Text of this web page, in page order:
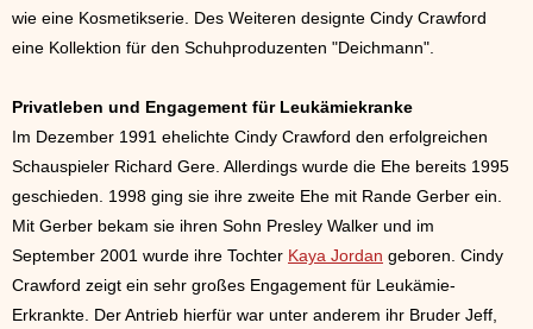
wie eine Kosmetikserie. Des Weiteren designte Cindy Crawford
eine Kollektion für den Schuhproduzenten "Deichmann".
Privatleben und Engagement für Leukämiekranke
Im Dezember 1991 ehelichte Cindy Crawford den erfolgreichen
Schauspieler Richard Gere. Allerdings wurde die Ehe bereits 1995
geschieden. 1998 ging sie ihre zweite Ehe mit Rande Gerber ein.
Mit Gerber bekam sie ihren Sohn Presley Walker und im
September 2001 wurde ihre Tochter Kaya Jordan geboren. Cindy
Crawford zeigt ein sehr großes Engagement für Leukämie-
Erkrankte. Der Antrieb hierfür war unter anderem ihr Bruder Jeff,